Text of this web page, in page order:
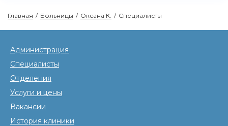
Главная / Больницы / Оксана К. / Специалисты
Администрация
Специалисты
Отделения
Услуги и цены
Вакансии
История клиники